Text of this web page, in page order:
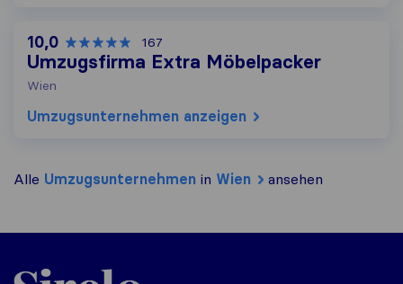
10,0 167
Umzugsfirma Extra Möbelpacker
Wien
Umzugs​unternehmen anzeigen
Alle Umzugs​unternehmen in Wien ansehen
Sirelo.at